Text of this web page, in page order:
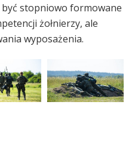
stopniowo formowane
żołnierzy, ale
wyposażenia.